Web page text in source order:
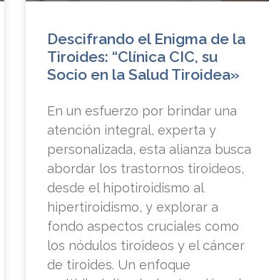
Descifrando el Enigma de la
Tiroides: “Clínica CIC, su
Socio en la Salud Tiroidea»
En un esfuerzo por brindar una
atención integral, experta y
personalizada, esta alianza busca
abordar los trastornos tiroideos,
desde el hipotiroidismo al
hipertiroidismo, y explorar a
fondo aspectos cruciales como
los nódulos tiroideos y el cáncer
de tiroides. Un enfoque